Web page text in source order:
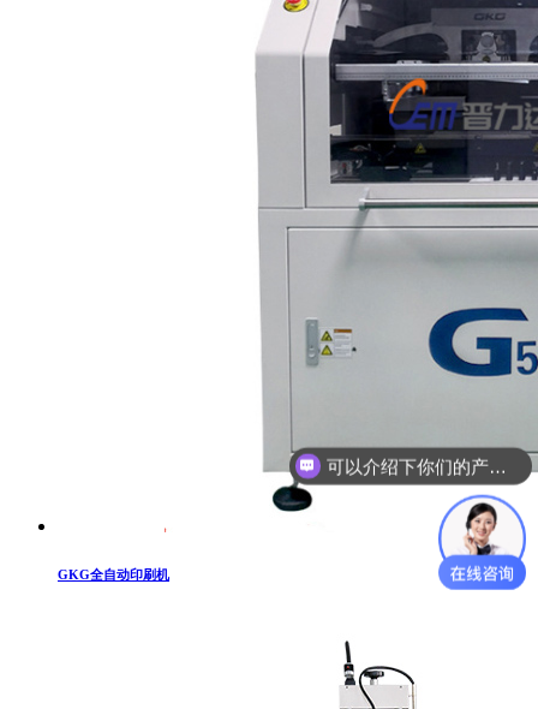
GKG全自动印刷机
可以介绍下你们的产品么？